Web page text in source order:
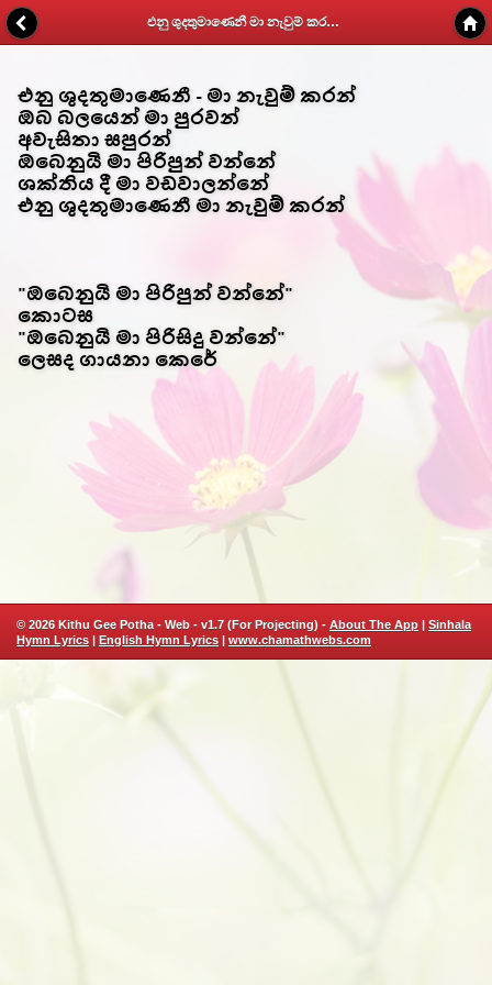
එනු ශුදතුමාණෙනී මා නැවුම් කරන් - Kithunu Gee Potha - Web v1.7
එනු ශුදතුමාණෙනී - මා නැවුම් කරන්
ඔබ බලයෙන් මා පුරවන්
අවැසිතා සපුරන්
ඔබෙනුයි මා පිරිපුන් වන්නේ
ශක්තිය දී මා වඩවාලන්නේ
එනු ශුදතුමාණෙනී මා නැවුම් කරන්
"ඔබෙනුයි මා පිරිපුන් වන්නේ"
කොටස
"ඔබෙනුයි මා පිරිසිදු වන්නේ"
ලෙසද ගායනා කෙරේ
© 2026 Kithu Gee Potha - Web - v1.7 (For Projecting) - About The App | Sinhala
Hymn Lyrics | English Hymn Lyrics | www.chamathwebs.com